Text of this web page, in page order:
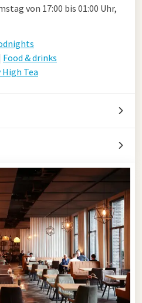
von 17:00 bis 01:00 Uhr,
Food & drinks
High Tea